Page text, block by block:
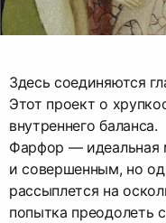
Здесь соединяются
Этот проект о
внутреннего баланса.
Фарфор — идеальная
и совершенным, но
рассыплется на
попытка преодолеть